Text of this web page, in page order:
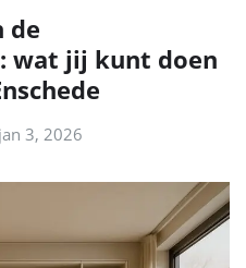
de
wat jij kunt doen
jan 3, 2026